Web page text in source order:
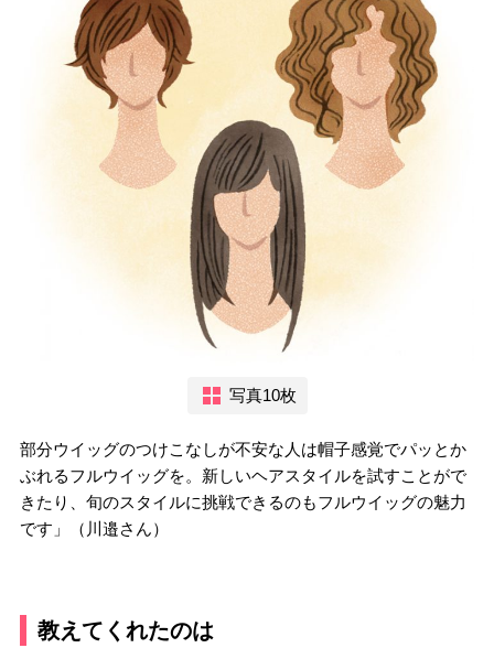
写真10枚
部分ウイッグのつけこなしが不安な人は帽子感覚でパッとか
ぶれるフルウイッグを。新しいヘアスタイルを試すことがで
きたり、旬のスタイルに挑戦できるのもフルウイッグの魅力
です」（川邉さん）
教えてくれたのは